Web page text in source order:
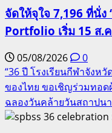
จัดให้จุใจ 7,196 ที่นั่ง
Portfolio เริ่ม 15 ส.
05/08/2026
0
“36 ปี โรงเรียนกีฬาจังห
ของไทย ขอเชิญร่วมทอด
ฉลองวันคล้ายวันสถาปน